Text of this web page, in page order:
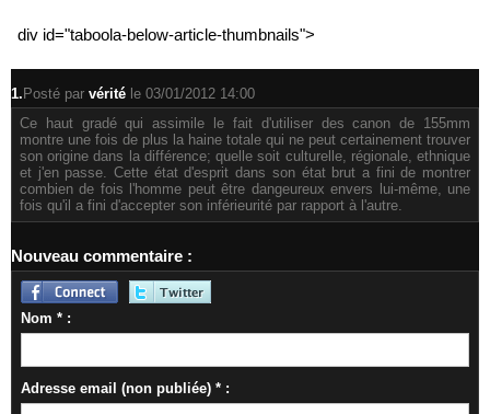
div id="taboola-below-article-thumbnails">
1.Posté par vérité le 03/01/2012 14:00
Ce haut gradé qui assimile le fait d'utiliser des canon de 155mm
montre une fois de plus la haine totale qui ne peut certainement trouver
son origine dans la différence; quelle soit culturelle, régionale, ethnique
et j'en passe. Cette état d'esprit dans son état brut a fini de montrer
combien de fois l'homme peut être dangeureux envers lui-même, une
fois qu'il a fini d'accepter son inférieurité par rapport à l'autre.
Nouveau commentaire :
Nom * :
Adresse email (non publiée) * :